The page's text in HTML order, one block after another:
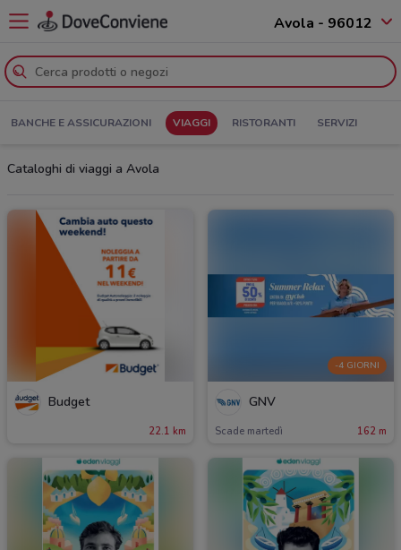
Avola - 96012
BANCHE E ASSICURAZIONI VIAGGI RISTORANTI SERVIZI
Cataloghi di viaggi a Avola
Budget
22.1 km
-4 GIORNI
GNV
Scade martedì 162 m